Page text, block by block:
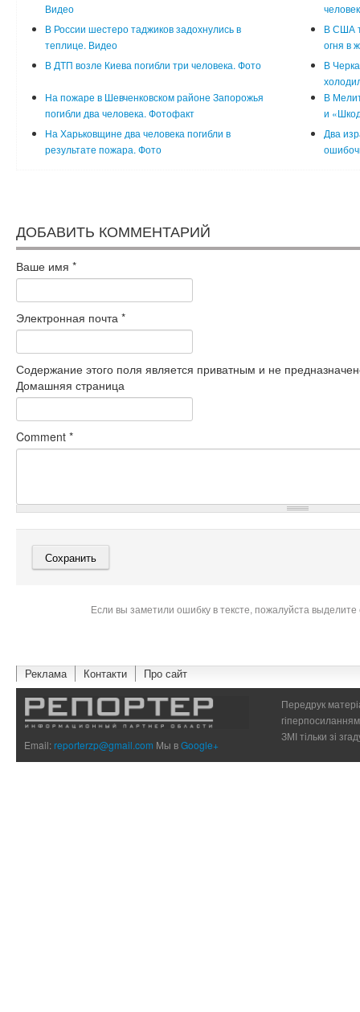
Видео
В России шестеро таджиков задохнулись в
теплице. Видео
В США
огня в
В ДТП возле Киева погибли три человека. Фото
В
На пожаре в Шевченковском районе Запорожья
погибли два человека. Фотофакт
В
и
На Харьковщине два человека погибли в
результате пожара. Фото
Два
ДОБАВИТЬ КОММЕНТАРИЙ
Ваше имя *
Электронная почта *
Содержание этого поля является приватным и не
Домашняя страница
Comment *
Если вы заметили ошибку в тексте, пожалуйста
Реклама Контакти Про сайт
Email:reporterzp@gmail.com Мы вGoogle+
Передрук
ЗМІ тільки зі